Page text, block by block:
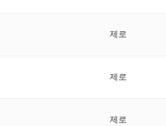
제로
제로
제로